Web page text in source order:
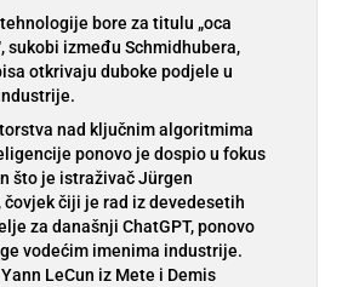
bore za titulu „oca
sukobi između Schmidhubera,
otkrivaju duboke podjele u
nad ključnim algoritmima
ponovo je dospio u fokus
što je istraživač Jürgen
čovjek čiji je rad iz devedesetih
za današnji ChatGPT, ponovo
vodećim imenima industrije.
LeCun iz Mete i Demis